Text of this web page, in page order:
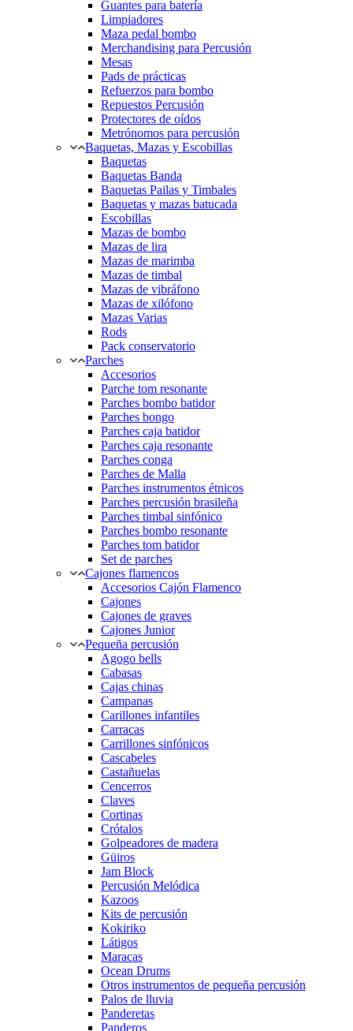
Guantes para batería
Limpiadores
Maza pedal bombo
Merchandising para Percusión
Mesas
Pads de prácticas
Refuerzos para bombo
Repuestos Percusión
Protectores de oídos
Metrónomos para percusión
Baquetas, Mazas y Escobillas
Baquetas
Baquetas Banda
Baquetas Pailas y Timbales
Baquetas y mazas batucada
Escobillas
Mazas de bombo
Mazas de lira
Mazas de marimba
Mazas de timbal
Mazas de vibráfono
Mazas de xilófono
Mazas Varias
Rods
Pack conservatorio
Parches
Accesorios
Parche tom resonante
Parches bombo batidor
Parches bongo
Parches caja batidor
Parches caja resonante
Parches conga
Parches de Malla
Parches instrumentos étnicos
Parches percusión brasileña
Parches timbal sinfónico
Parches bombo resonante
Parches tom batidor
Set de parches
Cajones flamencos
Accesorios Cajón Flamenco
Cajones
Cajones de graves
Cajones Junior
Pequeña percusión
Agogo bells
Cabasas
Cajas chinas
Campanas
Carillones infantiles
Carracas
Carrillones sinfónicos
Cascabeles
Castañuelas
Cencerros
Claves
Cortinas
Crótalos
Golpeadores de madera
Güiros
Jam Block
Percusión Melódica
Kazoos
Kits de percusión
Kokiriko
Látigos
Maracas
Ocean Drums
Otros instrumentos de pequeña percusión
Palos de lluvia
Panderetas
Panderos